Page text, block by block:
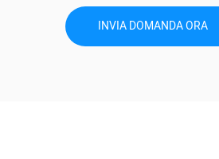
INVIA DOMANDA ORA